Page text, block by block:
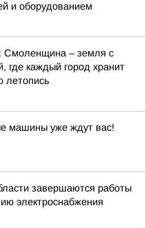
и оборудованием
Смоленщина – земля с
где каждый город хранит
летопись
машины уже ждут вас!
завершаются работы
электроснабжения